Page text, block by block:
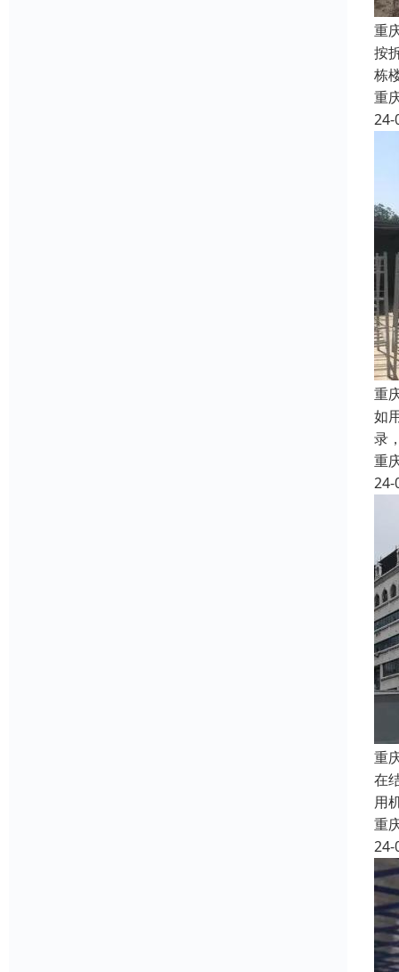
重
按
栋
重
24-
重
如
录
重
24-
重
在
用
重
24-